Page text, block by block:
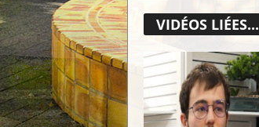
VIDÉOS LIÉES...